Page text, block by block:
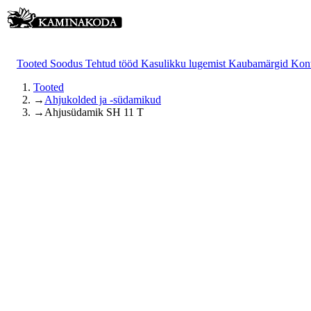
Tooted Soodus Tehtud tööd Kasulikku lugemist Kaubamärgid
Tooted
→ Ahjukolded ja -südamikud
→ Ahjusüdamik SH 11 T